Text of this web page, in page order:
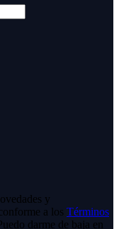
y
a los Términos
darme de baja en